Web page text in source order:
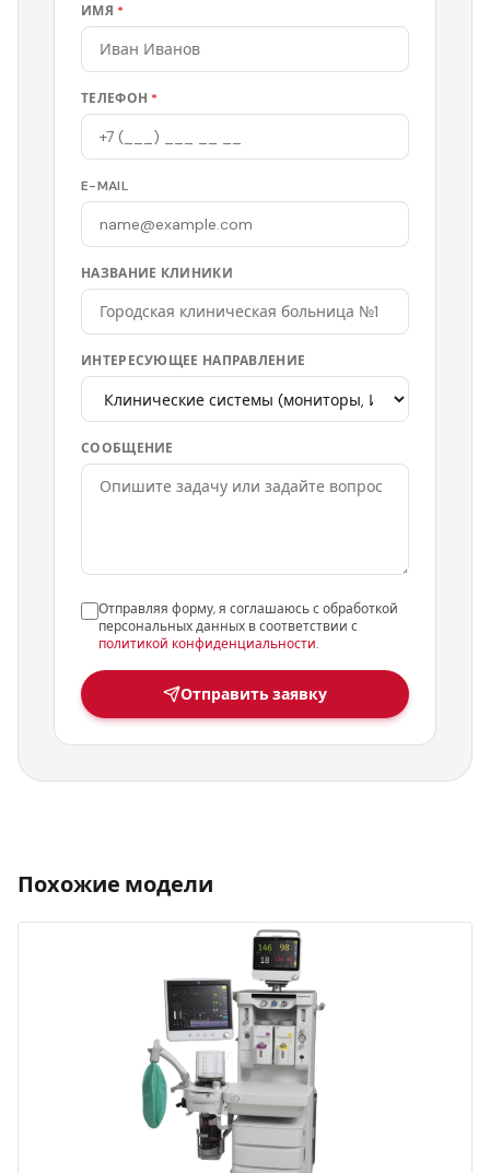
ИМЯ *
ТЕЛЕФОН *
E-MAIL
НАЗВАНИЕ КЛИНИКИ
ИНТЕРЕСУЮЩЕЕ НАПРАВЛЕНИЕ
СООБЩЕНИЕ
Отправляя форму, я соглашаюсь с обработкой
персональных данных в соответствии с
политикой конфиденциальности.
Отправить заявку
Похожие модели